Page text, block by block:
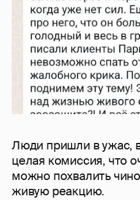
Люди пришли в ужас,
целая комиссия, что
можно похвалить
живую реакцию.